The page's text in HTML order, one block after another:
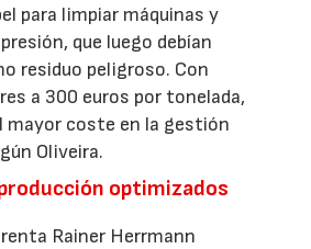
para limpiar máquinas y
que luego debían
residuo peligroso. Con
a 300 euros por tonelada,
mayor coste en la gestión
Oliveira.
optimizados
Rainer Herrmann